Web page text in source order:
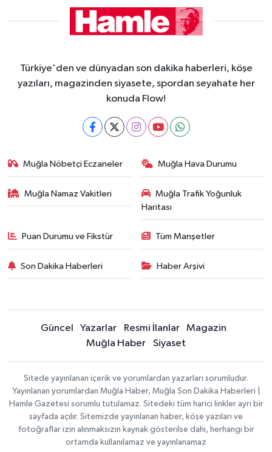
Türkiye'den ve dünyadan son dakika haberleri, köşe
yazıları, magazinden siyasete, spordan seyahate her
konuda Flow!
Muğla Nöbetçi Eczaneler Muğla Hava Durumu
Muğla Namaz Vakitleri
Muğla Trafik Yoğunluk
Haritası
Puan Durumu ve Fikstür Tüm Manşetler
Son Dakika Haberleri Haber Arşivi
Güncel Yazarlar Resmi İlanlar
Magazin
Muğla Haber
Siyaset
Sitede yayınlanan içerik ve yorumlardan yazarları sorumludur.
Yayınlanan yorumlardan Muğla Haber, Muğla Son Dakika Haberleri |
Hamle Gazetesi sorumlu tutulamaz. Sitedeki tüm harici linkler ayrı bir
sayfada açılır. Sitemizde yayınlanan haber, köşe yazıları ve
fotoğraflar izin alınmaksızın kaynak gösterilse dahi, herhangi bir
ortamda kullanılamaz ve yayınlanamaz